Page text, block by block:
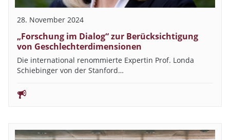
28. November 2024
„Forschung im Dialog“ zur Berücksichtigung
von Geschlechterdimensionen
Die international renommierte Expertin Prof. Londa
Schiebinger von der Stanford…